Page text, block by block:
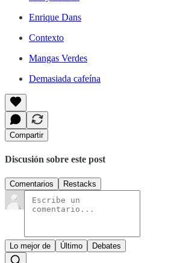
Enrique Dans
Contexto
Mangas Verdes
Demasiada cafeína
Compartir
Discusión sobre este post
Comentarios Restacks
Lo mejor de Último Debates